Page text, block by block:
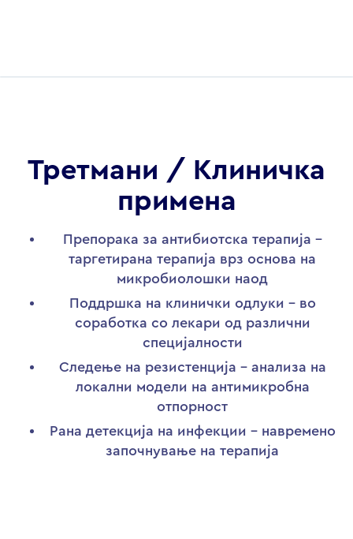
Третмани / Клиничка
примена
Препорака за антибиотска терапија –
таргетирана терапија врз основа на
микробиолошки наод
Поддршка на клинички одлуки – во
соработка со лекари од различни
специјалности
Следење на резистенција – анализа на
локални модели на антимикробна
отпорност
Рана детекција на инфекции – навремено
започнување на терапија